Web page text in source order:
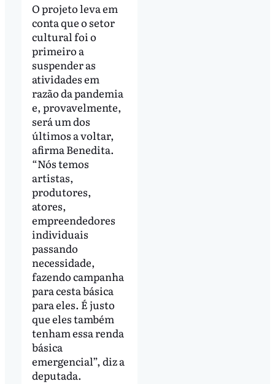
O projeto leva em
conta que o setor
cultural foi o
primeiro a
suspender as
atividades em
razão da pandemia
e, provavelmente,
será um dos
últimos a voltar,
afirma Benedita.
“Nós temos
artistas,
produtores,
atores,
empreendedores
individuais
passando
necessidade,
fazendo campanha
para cesta básica
para eles. É justo
que eles também
tenham essa renda
básica
emergencial”, diz a
deputada.